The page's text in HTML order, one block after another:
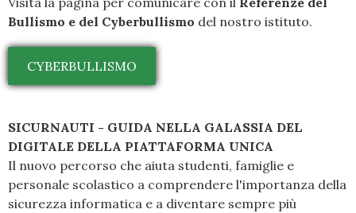
Bullismo e del Cyberbullismo del nostro istituto.
CYBERBULLISMO
SICURNAUTI - GUIDA NELLA GALASSIA DEL
DIGITALE DELLA PIATTAFORMA UNICA
Il nuovo percorso che aiuta studenti, famiglie e
personale scolastico a comprendere l'importanza della
sicurezza informatica e a diventare sempre più